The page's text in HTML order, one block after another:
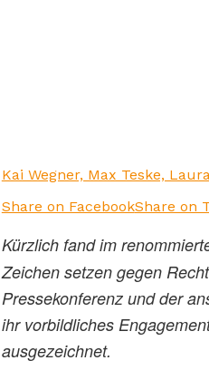
Kai Wegner, Max Teske,
Share on FacebookShare on
Kürzlich fand im
Zeichen setzen gegen
Pressekonferenz und der
ihr vorbildliches
ausgezeichnet.